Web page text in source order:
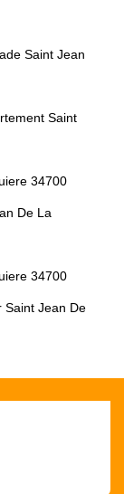
Saint Jean
Saint
34700
De La
34700
Saint Jean De